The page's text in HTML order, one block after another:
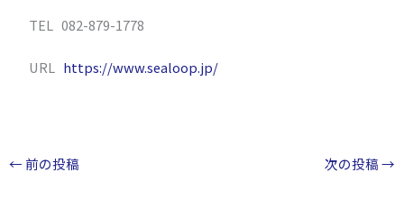
TEL 082-879-1778
URL https://www.sealoop.jp/
← 前の投稿 次の投稿→